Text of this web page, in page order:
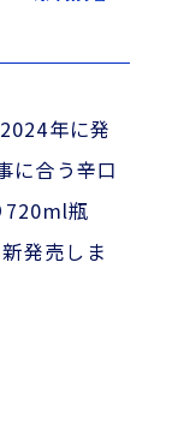
年に発
に合う辛口
720ml瓶
発売しま